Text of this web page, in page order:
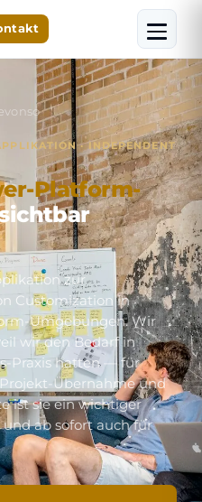
· INDEPENDENT
Platform-
zur
Customization in
Umgebungen. Wir
wir den Bedarf in
Praxis hatten — für
Übernahme und
ist sie ein wichtiger
ab sofort auch für